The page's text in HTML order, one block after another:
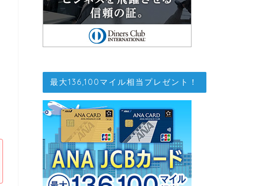
最大136,100マイル相当プレゼント！